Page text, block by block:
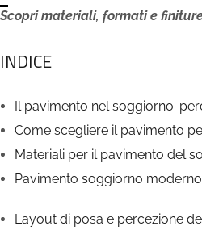
Scopri materiali, formati e
INDICE
Il pavimento nel soggiorno:
Come scegliere il pavimento
Materiali per il pavimento del
Pavimento soggiorno
Layout di posa e percezione